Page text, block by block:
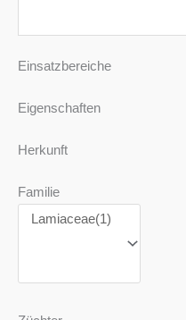
Einsatzbereiche
Eigenschaften
Herkunft
Familie